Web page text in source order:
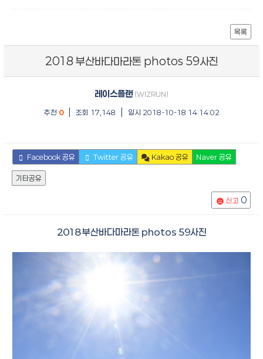
목록
2018 부산바다마라톤 photos 59사진
레이스플랜 (WIZRUN)
추천 0 조회 17,148 일시 2018-10-18 14:14:02
Facebook 공유 Twitter 공유 Kakao 공유 Naver 공유
기타공유
신고 0
2018 부산바다마라톤 photos 59사진